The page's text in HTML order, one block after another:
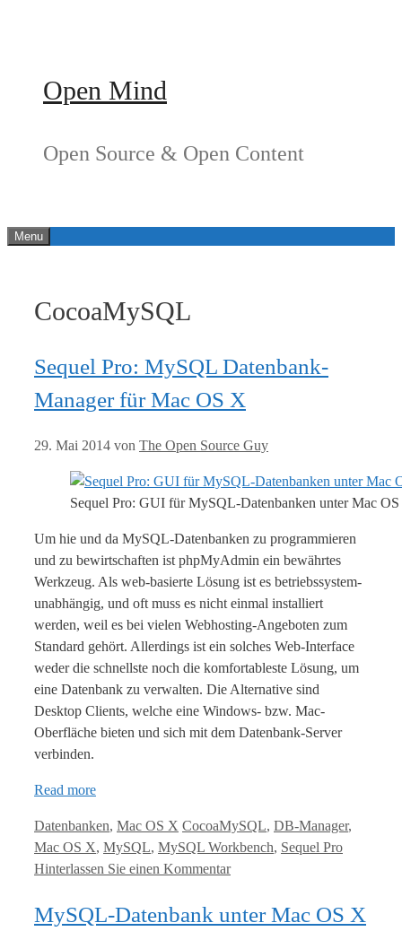
Open Mind
Open Source & Open Content
Menu
CocoaMySQL
Sequel Pro: MySQL Datenbank-
Manager für Mac OS X
29. Mai 2014 von The Open Source Guy
Sequel Pro: GUI für MySQL-Datenbanken unter Mac
Um hie und da MySQL-Datenbanken zu programmieren
und zu bewirtschaften ist phpMyAdmin ein bewährtes
Werkzeug. Als web-basierte Lösung ist es betriebssystem-
unabhängig, und oft muss es nicht einmal installiert
werden, weil es bei vielen Webhosting-Angeboten zum
Standard gehört. Allerdings ist ein solches Web-Interface
weder die schnellste noch die komfortableste Lösung, um
eine Datenbank zu verwalten. Die Alternative sind
Desktop Clients, welche eine Windows- bzw. Mac-
Oberfläche bieten und sich mit dem Datenbank-Server
verbinden.
Read more
Kategorien
Datenbanken, Mac OS X Tags
CocoaMySQL, DB-Manager,
Mac OS X, MySQL, MySQL Workbench, Sequel Pro
Hinterlassen Sie einen Kommentar
MySQL-Datenbank unter Mac OS X